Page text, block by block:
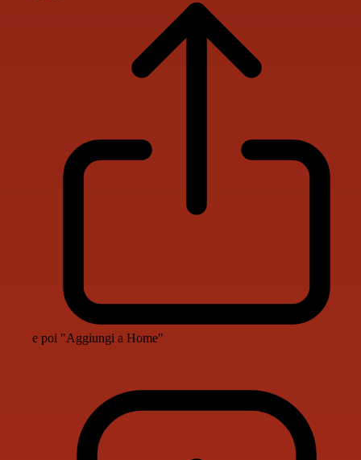
e poi "Aggiungi a Home"